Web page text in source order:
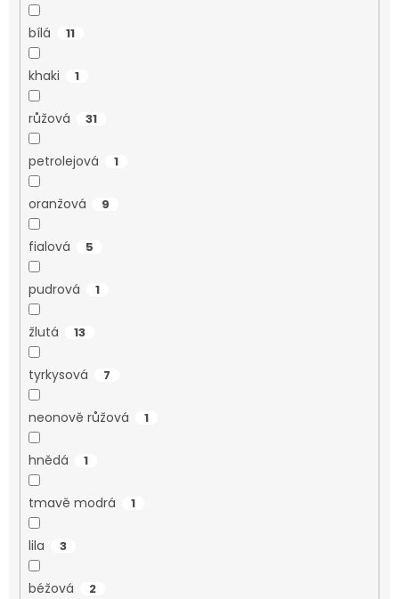
bílá 11
khaki 1
růžová 31
petrolejová 1
oranžová 9
fialová 5
pudrová 1
žlutá 13
tyrkysová 7
neonově růžová 1
hnědá 1
tmavě modrá 1
lila 3
béžová 2